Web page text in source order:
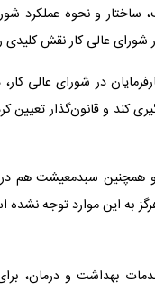
ساختار و نحوه عملکرد
عالی کار نقش کلیدی
در شورای عالی
کند و قانون‌گذار تعیین
سبدمعیشت هم
به این موارد توجه نشده
بهداشت و درمان،